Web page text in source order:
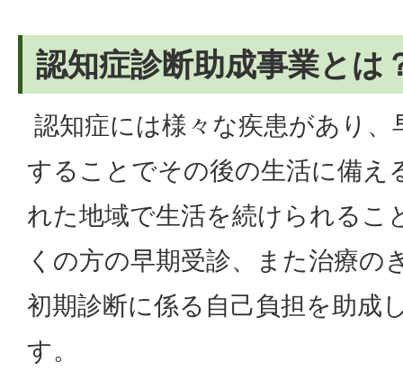
認知症診断助成事業とは
認知症には様々な疾患があり、
することでその後の生活に備え
れた地域で生活を続けられるこ
くの方の早期受診、また治療の
初期診断に係る自己負担を助成
す。